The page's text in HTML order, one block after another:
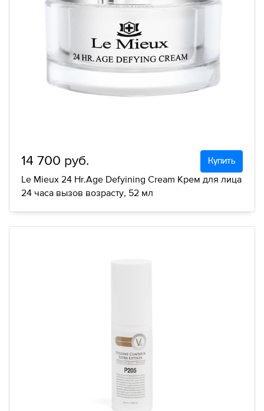
14 700 руб. Купить
Le Mieux 24 Hr.Age Defyining Cream Крем для лица
24 часа вызов возрасту, 52 мл